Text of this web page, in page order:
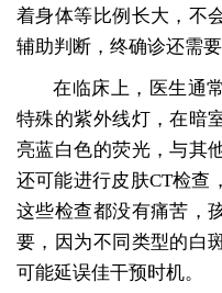
着身体等比例长大，不
辅助判断，终确诊还需要
在临床上，医生通
特殊的紫外线灯，在暗
亮蓝白色的荧光，与其
还可能进行皮肤CT检查
这些检查都没有痛苦，
要，因为不同类型的白
可能延误佳干预时机。